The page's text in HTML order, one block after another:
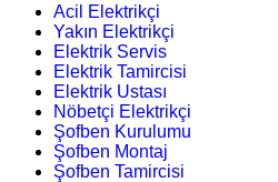
Acil Elektrikçi
Yakın Elektrikçi
Elektrik Servis
Elektrik Tamircisi
Elektrik Ustası
Nöbetçi Elektrikçi
Şofben Kurulumu
Şofben Montaj
Şofben Tamircisi